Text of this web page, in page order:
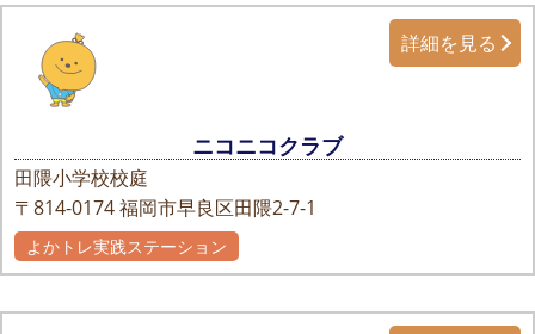
ニコニコクラブ
田隈小学校校庭
〒814-0174福岡市早良区田隈2-7-1
詳細を見る
よかトレ実践ステーション